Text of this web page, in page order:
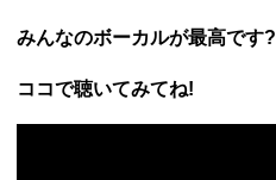
みんなのボーカルが最高です?
ココで聴いてみてね!